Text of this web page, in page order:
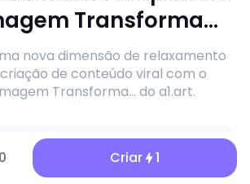
Transforma...
nova dimensão de relaxamento
de conteúdo viral com o
Transforma... do a1.art.
0 Criar 1